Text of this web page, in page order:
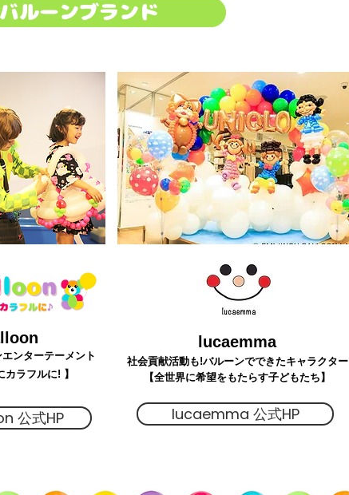
ルーンブランド
ンターテーメント
カラフルに! 】
公式HP
lucaemma
​社会貢献活動も!バルーンでできたキャラクター
【全世界に希望をもたらす子どもたち】
lucaemma 公式HP